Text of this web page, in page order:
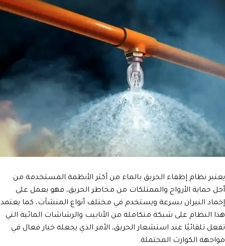
يعتبر نظام إطفاء الحريق بالماء من أكثر الأنظمة المستخدمة من
أجل حماية الأرواح والممتلكات من مخاطر الحريق، فهو يعمل على
إخماد النيران بسرعة ويستخدم في مختلف أنواع المنشآت، كما يعتمد
هذا النظام على شبكة متكاملة من الأنابيب والرشاشات المائية التي
تفعل تلقائيًا عند استشعار الحريق، الأمر الذي يجعله خيار فعال في
مواجهة الكوارث المحتملة.